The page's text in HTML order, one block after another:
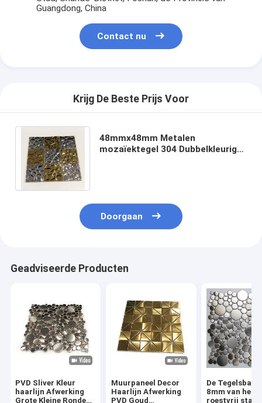
Guangdong, China
Contact nu
Krijg De Beste Prijs Voor
48mmx48mm Metalen
mozaïektegel 304 Dubbelkleurige
Doorgaan
Geadviseerde Producten
PVD Sliver Kleur
haarlijn Afwerking
Grote Kleine Ronde
Muurpaneel Decor
Haarlijn Afwerking
PVD Goud
De
8mm van het
roestvrij staal